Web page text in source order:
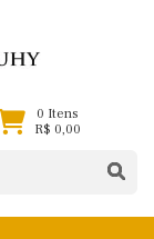
0 Itens
R$ 0,00